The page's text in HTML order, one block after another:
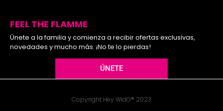
FEEL THE FLAMME
Únete a la familia y comienza a recibir ofertas exclusivas,
novedades y mucho más. ¡No te lo pierdas!
ÚNETE
Copyright Hey WidO® 2023